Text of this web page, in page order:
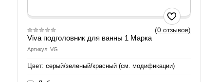
(0 отзывов)
Viva подголовник для ванны 1 Марка
Артикул: VG
Цвет: серый/зеленый/красный (см. модификации)